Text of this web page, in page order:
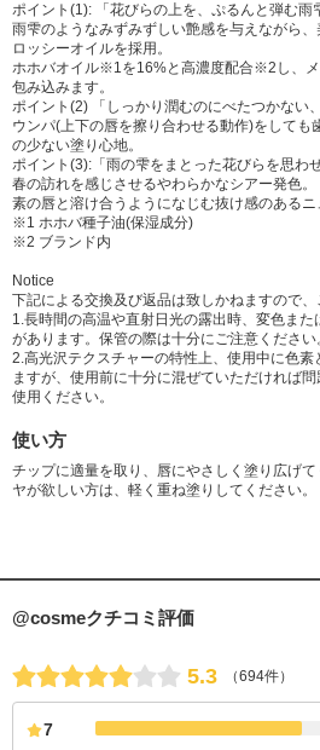
ポイント(1): 「花びらの上を、ぷるんと弾む雨
雨雫のようなみずみずしい艶感を与えながら
ロッシーオイルを採用。
ホホバオイル※1を16%と高濃度配合※2し、メ
包み込みます。
ポイント(2) 「しっかり潤むのにべたつかない
ウンパ(上下の唇を擦り合わせる動作)をしても
の少ない塗り心地。
ポイント(3):「雨の雫をまとった花びらを思わ
春の訪れを感じさせるやわらかなシアー発色。
素の唇と溶け合うようになじむ抜け感のあるニ
※1 ホホバ種子油(保湿成分)
※2 ブランド内
Notice
下記による交換及び返品は致しかねますので
1.長時間の高温や直射日光の露出時、変色また
があります。保管の際は十分にご注意ください
2.高光沢テクスチャーの特性上、使用中に色素
ますが、使用前に十分に混ぜていただければ
使用ください。
使い方
チップに適量を取り、唇にやさしく塗り広げ
ヤが欲しい方は、軽く重ね塗りしてください。
@cosmeクチコミ評価
5.3 （694件）
7